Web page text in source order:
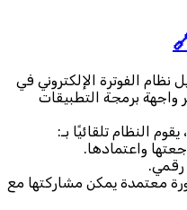
نظام الفوترة الإلكتروني في
واجهة برمجة التطبيقات
النظام تلقائيًا بـ:
واعتمادها.
رقمي.
معتمدة يمكن مشاركتها مع